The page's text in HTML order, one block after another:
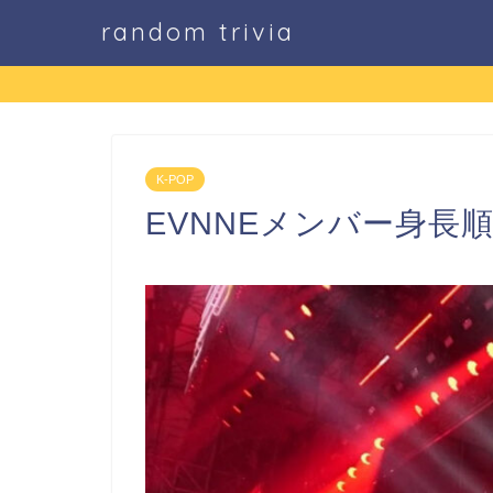
random trivia
K-POP
EVNNEメンバー身長